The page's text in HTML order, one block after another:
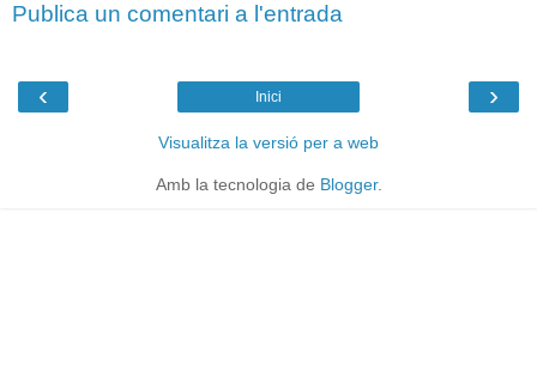
Publica un comentari a l'entrada
‹ ›
Inici
Visualitza la versió per a web
Amb la tecnologia de Blogger.